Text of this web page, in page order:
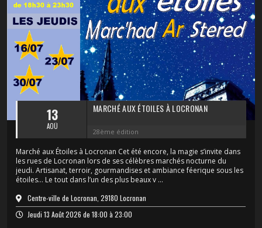
13
AOÛ
MARCHÉ AUX ÉTOILES À LOCRONAN
28ème édition
Marché aux Étoiles à Locronan Cet été encore, la magie s’invite dans
les rues de Locronan lors de ses célèbres marchés nocturne du
jeudi. Artisanat, terroir, gourmandises et ambiance féerique sous les
étoiles… Le tout dans l’un des plus beaux v ...
Centre-ville de Locronan, 29180 Locronan
Jeudi 13 Août 2026 de 18:00 à 23:00